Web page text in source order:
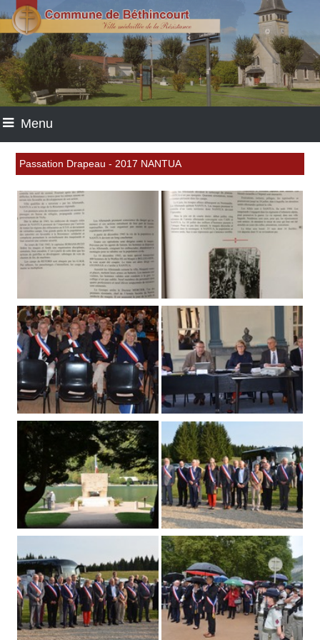
Menu
Passation Drapeau - 2017 NANTUA